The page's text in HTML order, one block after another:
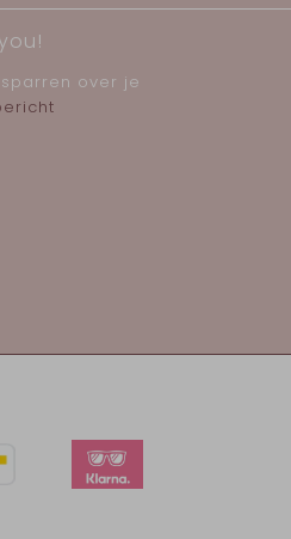
over je